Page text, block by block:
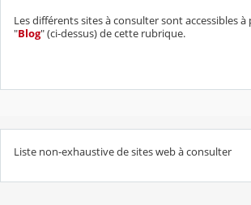
Les différents sites à consulter sont accessibles
"Blog" (ci-dessus) de cette rubrique.
Liste non-exhaustive de sites web à consulter